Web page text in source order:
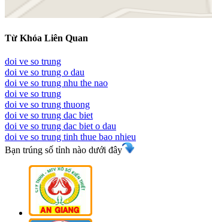
Từ Khóa Liên Quan
doi ve so trung
doi ve so trung o dau
doi ve so trung nhu the nao
doi ve so trung
doi ve so trung thuong
doi ve so trung dac biet
doi ve so trung dac biet o dau
doi ve so trung tinh thue bao nhieu
Bạn trúng số tỉnh nào dưới đây